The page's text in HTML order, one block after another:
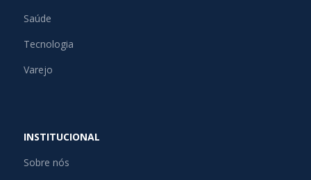
Saúde
Tecnologia
Varejo
INSTITUCIONAL
Sobre nós